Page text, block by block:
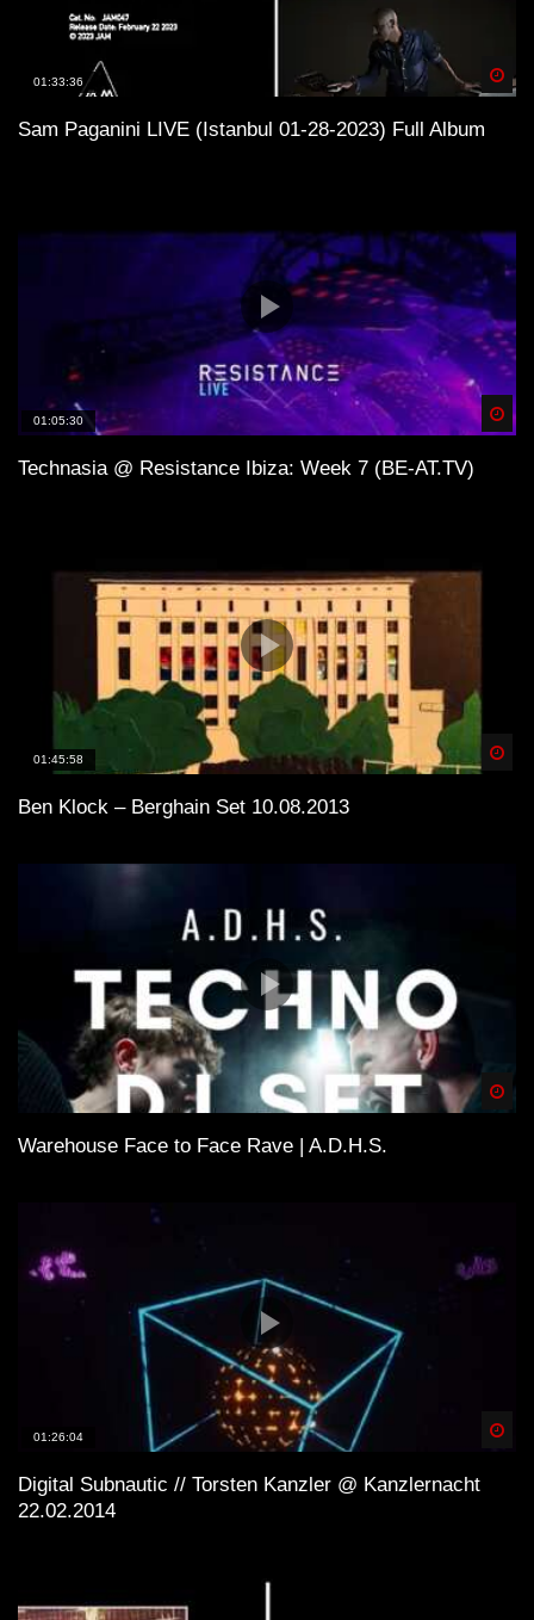
unterstützen. Definitiv solltest Du Auftritte besuchen
und wenn Du einen Plattespieler hast, kaufe die besten
Tracks auf Vinyl!
01:33:36
Sam Paganini LIVE (Istanbul 01-28-2023) Full Album
01:05:30
Technasia @ Resistance Ibiza: Week 7 (BE-AT.TV)
01:45:58
Ben Klock – Berghain Set 10.08.2013
Warehouse Face to Face Rave | A.D.H.S.
01:26:04
Digital Subnautic // Torsten Kanzler @ Kanzlernacht
22.02.2014